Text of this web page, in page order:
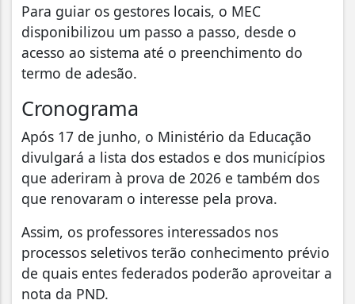
Para guiar os gestores locais, o MEC
disponibilizou um passo a passo, desde o
acesso ao sistema até o preenchimento do
termo de adesão.
Cronograma
Após 17 de junho, o Ministério da Educação
divulgará a lista dos estados e dos municípios
que aderiram à prova de 2026 e também dos
que renovaram o interesse pela prova.
Assim, os professores interessados nos
processos seletivos terão conhecimento prévio
de quais entes federados poderão aproveitar a
nota da PND.